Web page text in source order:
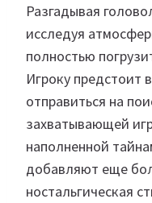
Разгадывая
исследуя
полностью
Игроку предстоит
отправиться на
захватывающей
наполненной
добавляют еще
ностальгическая